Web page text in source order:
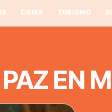
CDMX TURISMO
PAZ EN